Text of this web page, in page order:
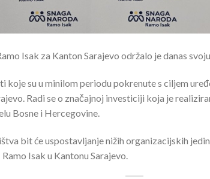
Isak za Kanton Sarajevo održalo je danas
koje su u minilom periodu pokrenute s ciljem
Radi se o značajnoj investiciji koja je
Bosne i Hercegovine.
bit će uspostavljanje nižih organizacijskih
Isak u Kantonu Sarajevo.